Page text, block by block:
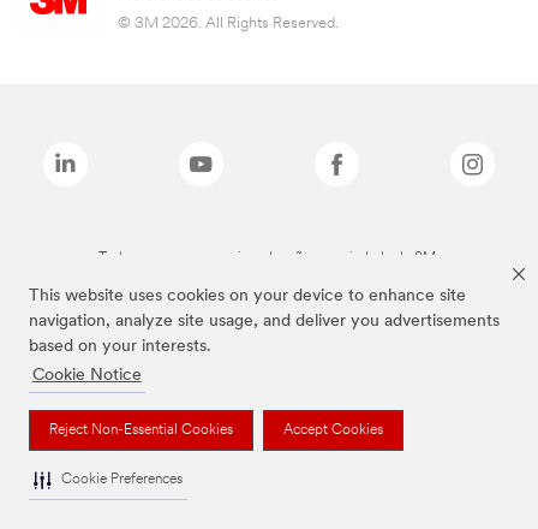
This website uses cookies on your device to enhance site
navigation, analyze site usage, and deliver you advertisements
based on your interests.
Cookie Notice
Reject Non-Essential Cookies Accept Cookies
Cookie Preferences
© 3M 2026. All Rights Reserved.
Todas as marcas mencionadas são propriedade da 3M.